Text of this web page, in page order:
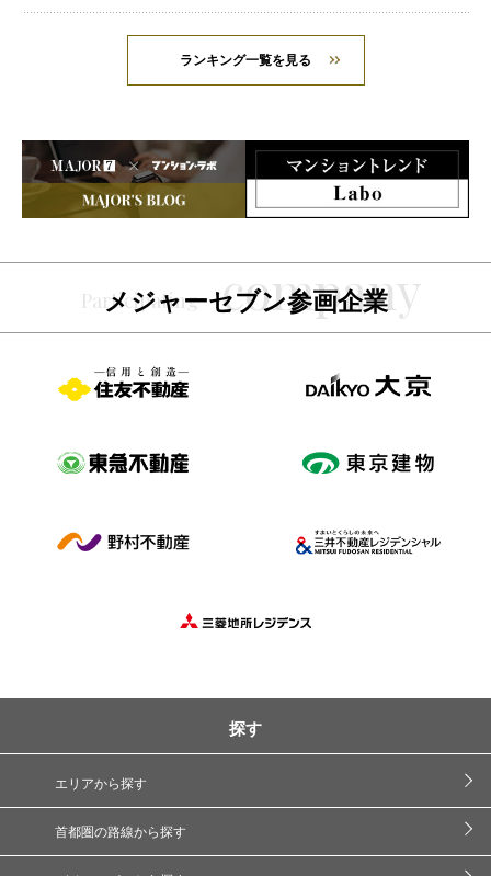
ランキング一覧を見る
メジャーセブン参画企業
探す
エリアから探す
首都圏の路線から探す